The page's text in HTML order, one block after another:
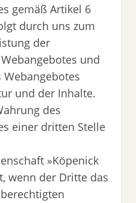
gemäß Artikel 6
durch uns zum
der
und
Webangebotes
und der Inhalte.
des
einer dritten Stelle
»Köpenick
wenn der Dritte das